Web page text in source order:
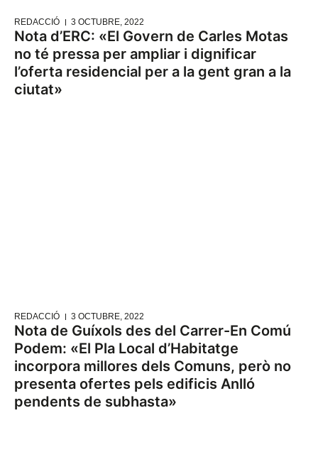
REDACCIÓ 3 OCTUBRE, 2022
Nota d’ERC: «El Govern de Carles Motas
no té pressa per ampliar i dignificar
l’oferta residencial per a la gent gran a la
ciutat»
REDACCIÓ 3 OCTUBRE, 2022
Nota de Guíxols des del Carrer-En Comú
Podem: «El Pla Local d’Habitatge
incorpora millores dels Comuns, però no
presenta ofertes pels edificis Anlló
pendents de subhasta»